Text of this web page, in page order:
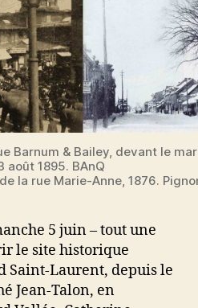
de
Main
2016
Barnum & Bailey, devant le
août 1895. BAnQ
la rue Marie-Anne, 1876.
5 juin – tout une
le site historique
Saint-Laurent, depuis le
Jean-Talon, en